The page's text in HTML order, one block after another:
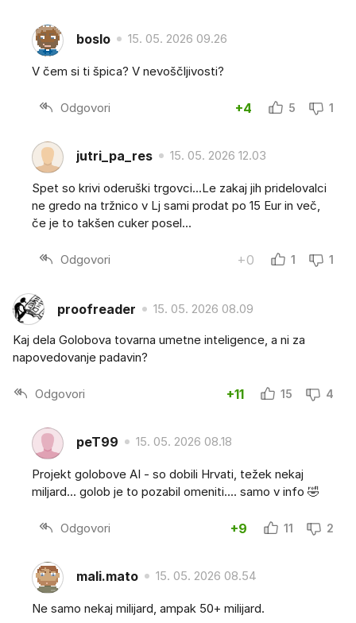
boslo 15. 05. 2026 09.26
V čem si ti špica? V nevoščljivosti?
Odgovori +4 5 1
jutri_pa_res 15. 05. 2026 12.03
Spet so krivi oderuški trgovci...Le zakaj jih pridelovalci
ne gredo na tržnico v Lj sami prodat po 15 Eur in več,
če je to takšen cuker posel...
Odgovori +0 1 1
proofreader 15. 05. 2026 08.09
Kaj dela Golobova tovarna umetne inteligence, a ni za
napovedovanje padavin?
Odgovori +11 15 4
peT99 15. 05. 2026 08.18
Projekt golobove AI - so dobili Hrvati, težek nekaj
miljard... golob je to pozabil omeniti.... samo v info 🤣
Odgovori +9 11 2
mali.mato 15. 05. 2026 08.54
Ne samo nekaj milijard, ampak 50+ milijard.